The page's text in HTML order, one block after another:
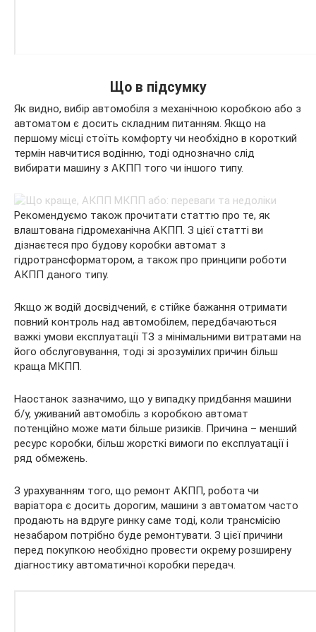
Що в підсумку
Як видно, вибір автомобіля з механічною коробкою або з
автоматом є досить складним питанням. Якщо на
першому місці стоїть комфорту чи необхідно в короткий
термін навчитися водінню, тоді однозначно слід
вибирати машину з АКПП того чи іншого типу.
Рекомендуємо також прочитати статтю про те, як
влаштована гідромеханічна АКПП. З цієї статті ви
дізнаєтеся про будову коробки автомат з
гідротрансформатором, а також про принципи роботи
АКПП даного типу.
Якщо ж водій досвідчений, є стійке бажання отримати
повний контроль над автомобілем, передбачаються
важкі умови експлуатації ТЗ з мінімальними витратами на
його обслуговування, тоді зі зрозумілих причин більш
краща МКПП.
Наостанок зазначимо, що у випадку придбання машини
б/у, уживаний автомобіль з коробкою автомат
потенційно може мати більше ризиків. Причина – менший
ресурс коробки, більш жорсткі вимоги по експлуатації і
ряд обмежень.
З урахуванням того, що ремонт АКПП, робота чи
варіатора є досить дорогим, машини з автоматом часто
продають на вдруге ринку саме тоді, коли трансмісію
незабаром потрібно буде ремонтувати. З цієї причини
перед покупкою необхідно провести окрему розширену
діагностику автоматичної коробки передач.